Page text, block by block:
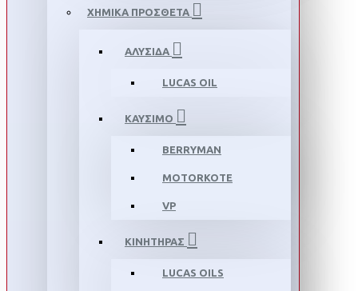
ΧΗΜΙΚΑ ΠΡΟΣΘΕΤΑ
ΑΛΥΣΙΔΑ
LUCAS OIL
ΚΑΥΣΙΜΟ
BERRYMAN
MOTORKOTE
VP
ΚΙΝΗΤΗΡΑΣ
LUCAS OILS